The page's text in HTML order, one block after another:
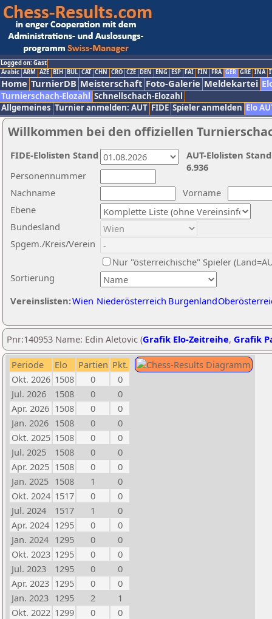
Logged on: Gast
Arabic ARM AZE BIH BUL CAT CHN CRO CZE DEN ENG ESP FAI FIN FRA GER GRE INA
Home TurnierDB Meisterschaft Foto-Galerie Meldekartei
Turnierschach-Elozahl Schnellschach-Elozahl
Allgemeines Turnier anmelden: AUT FIDE Spieler anmelden Elo
Willkommen bei den offiziellen
Nachname
Vorname
Ebene
Sortierung
Personennummer
Bundesland
Spgem./Kreis/Verein
Nur "österreichische" Spieler
Vereinslisten:Wien Niederösterreich Burgenland
AUT-Elolisten
6.936
FIDE-Elolisten Stand
Pnr:140953 Name: Edin Aletovic (Grafik Elo-Zeitreihe, Grafik
Periode Elo Partien Pkt.
Okt. 2026 1508 0
0
Jul. 2026
1508 0
0
Apr. 2026 1508 0
0
Jan. 2026 1508 0
0
Okt. 2025 1508 0
0
Jul. 2025
1508 0
0
Apr. 2025 1508 0
0
Jan. 2025 1508 1
0
Okt. 2024 1517 0
0
Jul. 2024
1517 1
0
Apr. 2024 1295 0
0
Jan. 2024 1295 0
0
Okt. 2023 1295 0
0
Jul. 2023
1295 0
0
Apr. 2023 1295 0
0
Jan. 2023 1295 2
1
Okt. 2022 1299 0
0